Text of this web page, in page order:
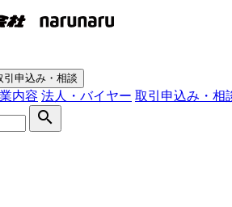
引申込み・相談
内容 法人・バイヤー 取引申込み・相
search